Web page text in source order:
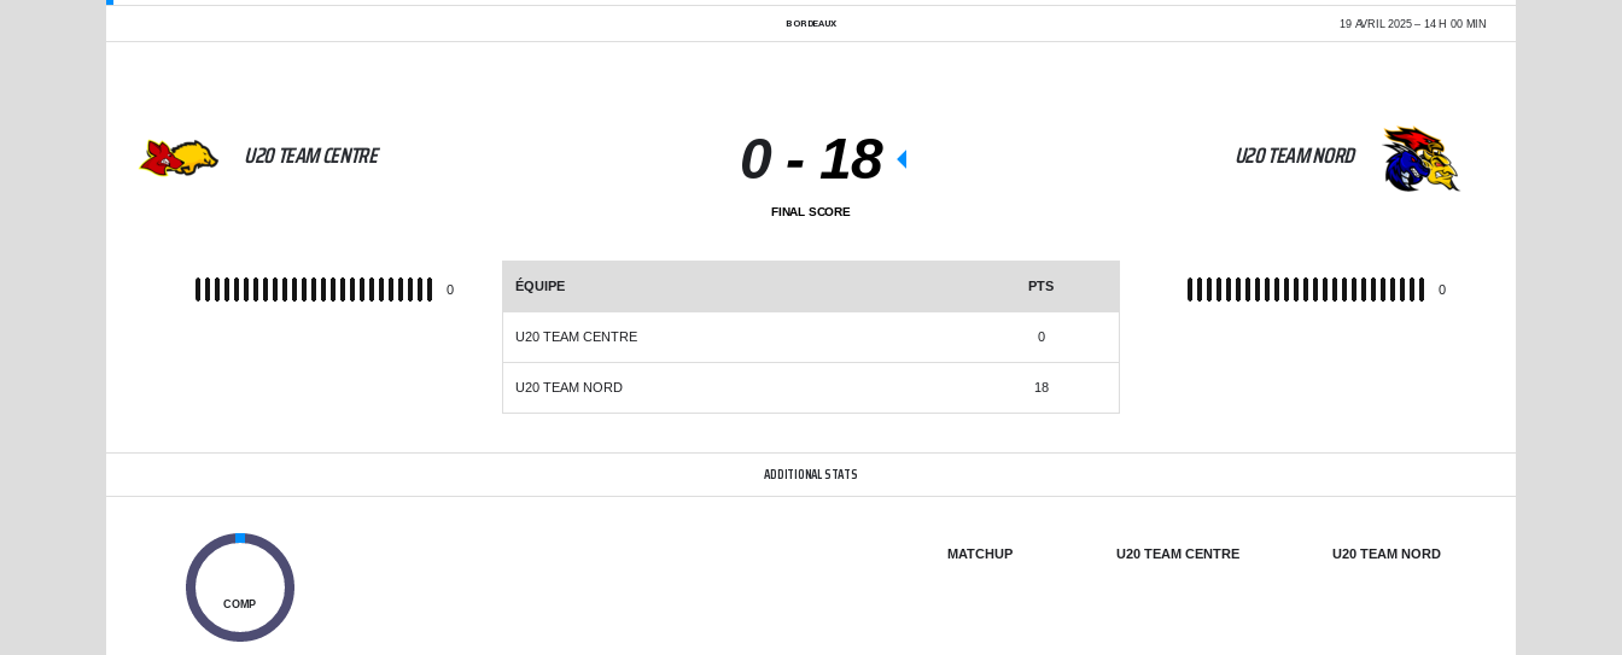
BORDEAUX 19 AVRIL 2025 14 H 00 MIN
U20 TEAM CENTRE U20 TEAM NORD
0 - 18
FINAL SCORE
ÉQUIPE PTS
U20 TEAM CENTRE 0
U20 TEAM NORD 18
0 0
ADDITIONAL STATS
COMP
MATCHUP U20 TEAM CENTRE U20 TEAM NORD